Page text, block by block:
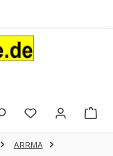
ARRMA